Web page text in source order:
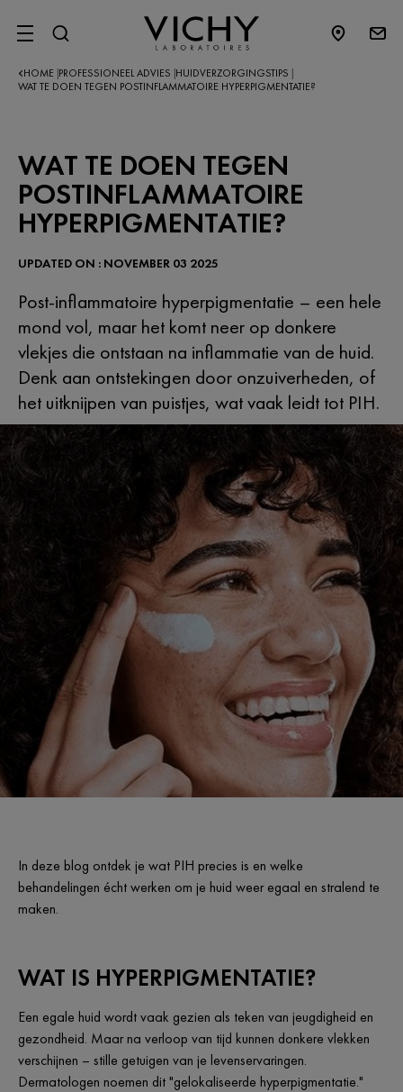
SITE MENU
HOME PROFESSIONEEL ADVIES HUIDVERZORGINGSTIPS
WAT TE DOEN TEGEN POSTINFLAMMATOIRE HYPERPIGMENTATIE?
WAT TE DOEN TEGEN
POSTINFLAMMATOIRE
HYPERPIGMENTATIE?
Post-inflammatoire hyperpigmentatie – een hele
mond vol, maar het komt neer op donkere
vlekjes die ontstaan na inflammatie van de huid.
Denk aan ontstekingen door onzuiverheden, of
het uitknijpen van puistjes, wat vaak leidt tot PIH.
UPDATED ON : NOVEMBER 03 2025
In deze blog ontdek je wat PIH precies is en welke
behandelingen écht werken om je huid weer egaal en stralend te
maken.
WAT IS HYPERPIGMENTATIE?
Een egale huid wordt vaak gezien als teken van jeugdigheid en
gezondheid. Maar na verloop van tijd kunnen donkere vlekken
verschijnen – stille getuigen van je levenservaringen.
Dermatologen noemen dit "gelokaliseerde hyperpigmentatie."